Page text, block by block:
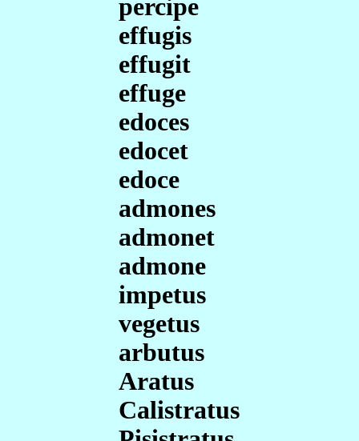
percipe
effugis
effugit
effuge
edoces
edocet
edoce
admones
admonet
admone
impetus
vegetus
arbutus
Aratus
Calistratus